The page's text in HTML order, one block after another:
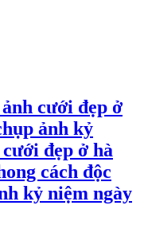
cưới đẹp ở
ảnh kỷ
đẹp ở hà
cách độc
kỷ niệm ngày